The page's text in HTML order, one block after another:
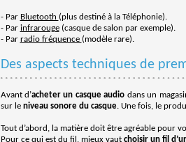
- Par Bluetooth (plus destiné à la Téléphonie).
- Par infrarouge(casque de salon par exemple).
- Par radio fréquence (modèle rare).
Des aspects techniques de
Avant d’acheter un casque audio dans un
sur le niveau sonore du casque. Une fois, le
Tout d’abord, la matière doit être agréable pour
Pour ce qui est du fil, mieux vaut choisir un fil